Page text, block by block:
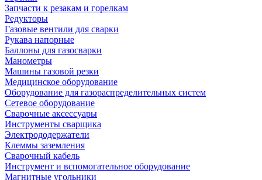
Запчасти к резакам и горелкам
Редукторы
Газовые вентили для сварки
Рукава напорные
Баллоны для газосварки
Манометры
Машины газовой резки
Медицинское оборудование
Оборудование для газораспределительных систем
Сетевое оборудование
Сварочные аксессуары
Инструменты сварщика
Электрододержатели
Клеммы заземления
Сварочный кабель
Инструмент и вспомогательное оборудование
Магнитные угольники